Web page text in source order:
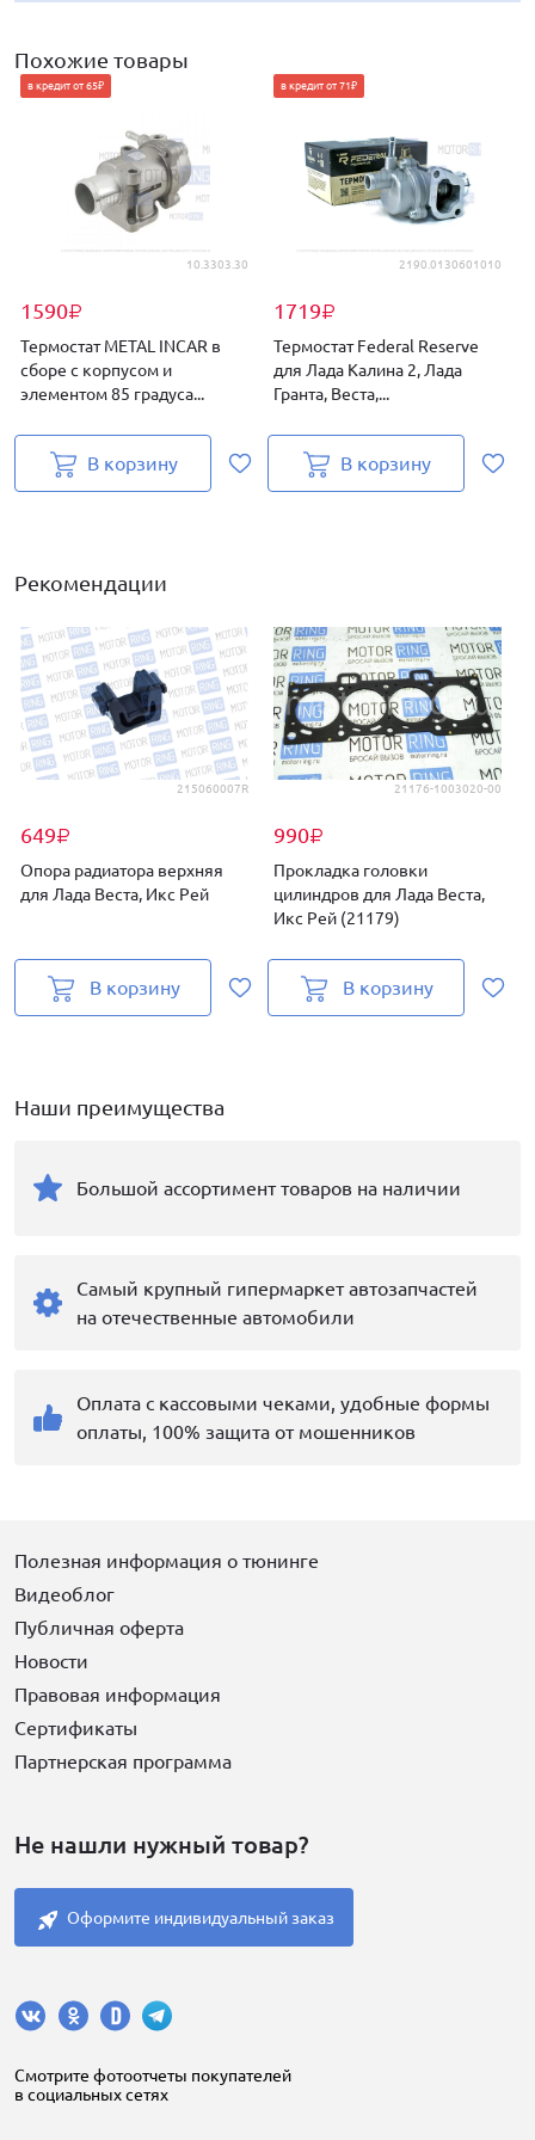
Похожие товары
10.3303.30
1590₽
в кредит от 65₽
Термостат METAL INCAR в
сборе с корпусом и
элементом 85 градуса...
В корзину
2190.0130601010
1719₽
в кредит от 71₽
Термостат Federal Reserve
для Лада Калина 2, Лада
Гранта, Веста,...
В корзину
Рекомендации
215060007R
649₽
Опора радиатора верхняя
для Лада Веста, Икс Рей
В корзину
21176-1003020-00
990₽
Прокладка головки
цилиндров для Лада Веста,
Икс Рей (21179)
В корзину
Наши преимущества
Большой ассортимент товаров на наличии
Самый крупный гипермаркет автозапчастей
на отечественные автомобили
Оплата с кассовыми чеками, удобные формы
оплаты, 100% защита от мошенников
Полезная информация о тюнинге
Видеоблог
Публичная оферта
Новости
Правовая информация
Сертификаты
Партнерская программа
Не нашли нужный товар?
Оформите индивидуальный заказ
Cмотрите фотоотчеты покупателей
в социальных сетях